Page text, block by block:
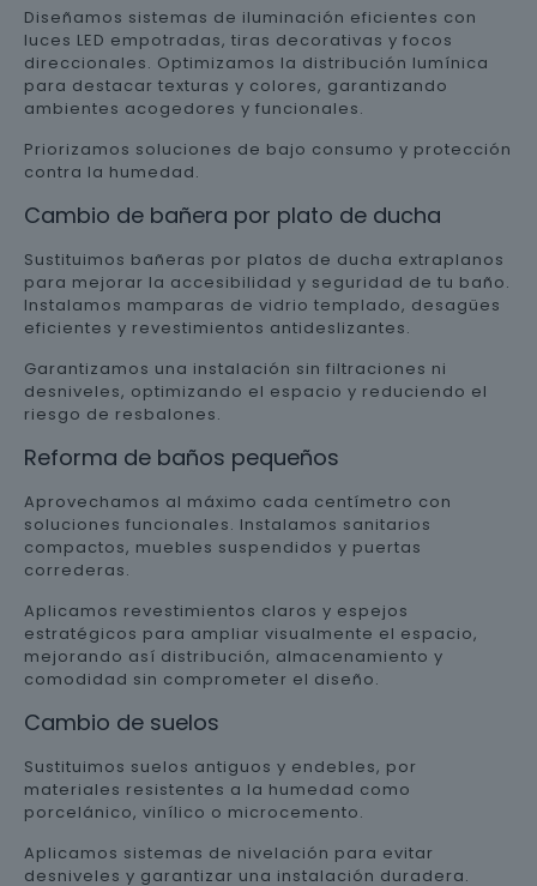
Diseñamos sistemas de iluminación eficientes con
luces LED empotradas, tiras decorativas y focos
direccionales. Optimizamos la distribución lumínica
para destacar texturas y colores, garantizando
ambientes acogedores y funcionales.
Priorizamos soluciones de bajo consumo y protección
contra la humedad.
Cambio de bañera por plato de ducha
Sustituimos bañeras por platos de ducha extraplanos
para mejorar la accesibilidad y seguridad de tu baño.
Instalamos mamparas de vidrio templado, desagües
eficientes y revestimientos antideslizantes.
Garantizamos una instalación sin filtraciones ni
desniveles, optimizando el espacio y reduciendo el
riesgo de resbalones.
Reforma de baños pequeños
Aprovechamos al máximo cada centímetro con
soluciones funcionales. Instalamos sanitarios
compactos, muebles suspendidos y puertas
correderas.
Aplicamos revestimientos claros y espejos
estratégicos para ampliar visualmente el espacio,
mejorando así distribución, almacenamiento y
comodidad sin comprometer el diseño.
Cambio de suelos
Sustituimos suelos antiguos y endebles, por
materiales resistentes a la humedad como
porcelánico, vinílico o microcemento.
Aplicamos sistemas de nivelación para evitar
desniveles y garantizar una instalación duradera.